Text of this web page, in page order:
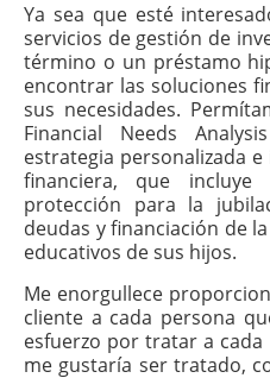
Ya sea que esté
servicios de gestión de
término o un préstamo
encontrar las soluciones
sus necesidades.
Financial Needs
estrategia personalizada
financiera, que incluye
protección para la
deudas y financiación de
educativos de sus hijos.
Me enorgullece
cliente a cada persona
esfuerzo por tratar a
me gustaría ser tratado,